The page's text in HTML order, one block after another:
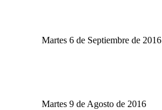
Martes 6 de Septiembre de 2016
Martes 9 de Agosto de 2016